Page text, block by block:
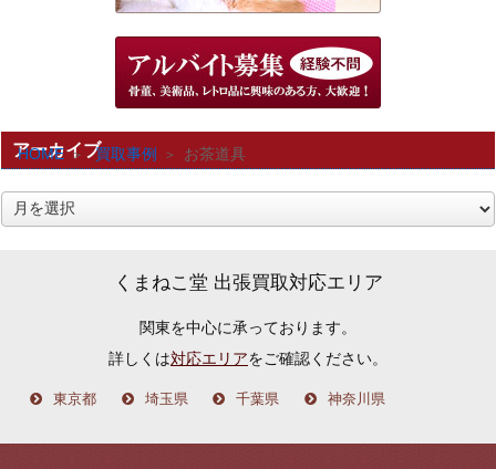
HOME 買取事例 お茶道具
アーカイブ
くまねこ堂 出張買取対応エリア
関東を中心に承っております。
詳しくは対応エリアをご確認ください。
東京都 埼玉県 千葉県 神奈川県